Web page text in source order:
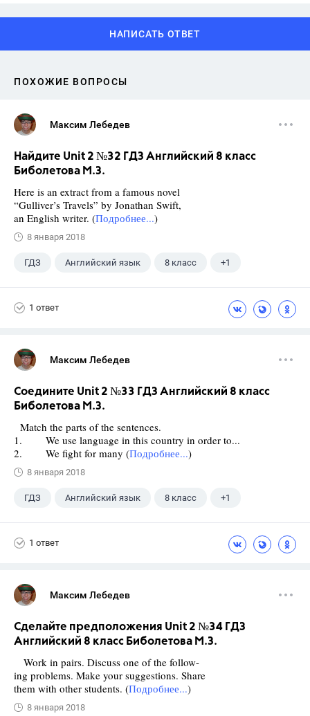
НАПИСАТЬ ОТВЕТ
ПОХОЖИЕ ВОПРОСЫ
Максим Лебедев
Найдите Unit 2 №32 ГДЗ Английский 8 класс
Биболетова М.З.
Here is an extract from a famous novel
“Gulliver’s Travels” by Jonathan Swift,
an English writer. (Подробнее...)
8 января 2018
ГДЗ Английский язык 8 класс +1
1 ответ
Максим Лебедев
Соедините Unit 2 №33 ГДЗ Английский 8 класс
Биболетова М.З.
Match the parts of the sentences.
1. We use language in this country in order to...
2. We fight for many (Подробнее...)
8 января 2018
ГДЗ Английский язык 8 класс +1
1 ответ
Максим Лебедев
Сделайте предположения Unit 2 №34 ГДЗ
Английский 8 класс Биболетова М.З.
Work in pairs. Discuss one of the follow-
ing problems. Make your suggestions. Share
them with other students. (Подробнее...)
8 января 2018